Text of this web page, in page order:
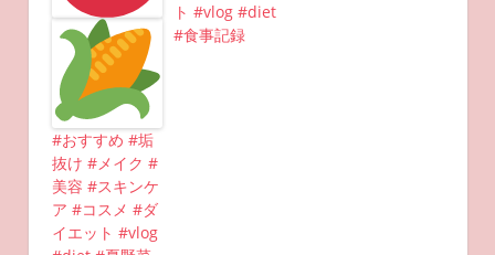
#おすすめ #垢
抜け #メイク #
美容 #スキンケ
ア #コスメ #ダ
イエット #vlog
ト #vlog #diet
#食事記録